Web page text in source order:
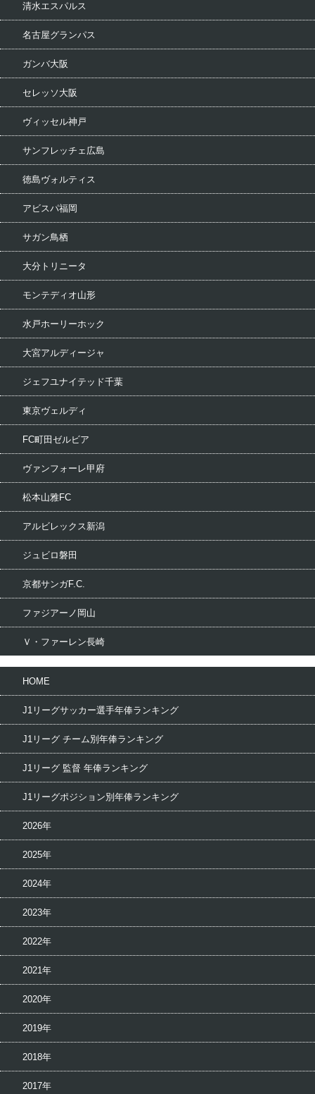
清水エスパルス
名古屋グランパス
ガンバ大阪
セレッソ大阪
ヴィッセル神戸
サンフレッチェ広島
徳島ヴォルティス
アビスパ福岡
サガン鳥栖
大分トリニータ
モンテディオ山形
水戸ホーリーホック
大宮アルディージャ
ジェフユナイテッド千葉
東京ヴェルディ
FC町田ゼルビア
ヴァンフォーレ甲府
松本山雅FC
アルビレックス新潟
ジュビロ磐田
京都サンガF.C.
ファジアーノ岡山
Ｖ・ファーレン長崎
HOME
J1リーグサッカー選手年俸ランキング
J1リーグ チーム別年俸ランキング
J1リーグ 監督 年俸ランキング
J1リーグポジション別年俸ランキング
2026年
2025年
2024年
2023年
2022年
2021年
2020年
2019年
2018年
2017年